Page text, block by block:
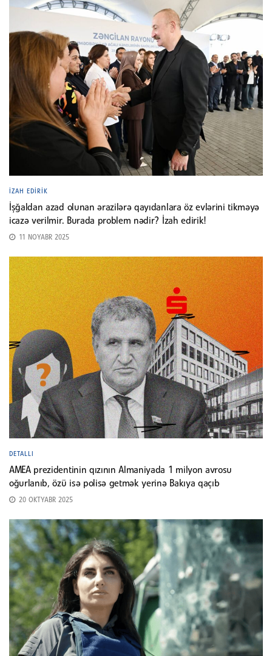
İZAH EDIRIK
İşğaldan azad olunan ərazilərə qayıdanlara öz evlərini tikməyə
icazə verilmir. Burada problem nədir? İzah edirik!
11 NOYABR 2025
DETALLI
AMEA prezidentinin qızının Almaniyada 1 milyon avrosu
oğurlanıb, özü isə polisə getmək yerinə Bakıya qaçıb
20 OKTYABR 2025